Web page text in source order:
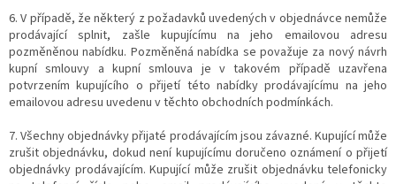
6. V případě, že některý z požadavků uvedených v objednávce nemůže
prodávající splnit, zašle kupujícímu na jeho emailovou adresu
pozměněnou nabídku. Pozměněná nabídka se považuje za nový návrh
kupní smlouvy a kupní smlouva je v takovém případě uzavřena
potvrzením kupujícího o přijetí této nabídky prodávajícímu na jeho
emailovou adresu uvedenu v těchto obchodních podmínkách.
7. Všechny objednávky přijaté prodávajícím jsou závazné. Kupující může
zrušit objednávku, dokud není kupujícímu doručeno oznámení o přijetí
objednávky prodávajícím. Kupující může zrušit objednávku telefonicky